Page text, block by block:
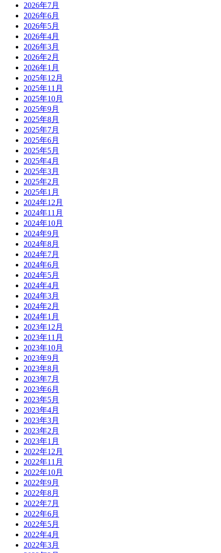
2026年7月
2026年6月
2026年5月
2026年4月
2026年3月
2026年2月
2026年1月
2025年12月
2025年11月
2025年10月
2025年9月
2025年8月
2025年7月
2025年6月
2025年5月
2025年4月
2025年3月
2025年2月
2025年1月
2024年12月
2024年11月
2024年10月
2024年9月
2024年8月
2024年7月
2024年6月
2024年5月
2024年4月
2024年3月
2024年2月
2024年1月
2023年12月
2023年11月
2023年10月
2023年9月
2023年8月
2023年7月
2023年6月
2023年5月
2023年4月
2023年3月
2023年2月
2023年1月
2022年12月
2022年11月
2022年10月
2022年9月
2022年8月
2022年7月
2022年6月
2022年5月
2022年4月
2022年3月